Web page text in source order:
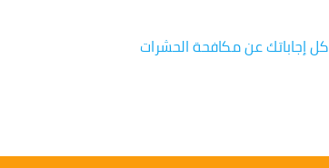
كل إجاباتك عن مكافحة الحشرات